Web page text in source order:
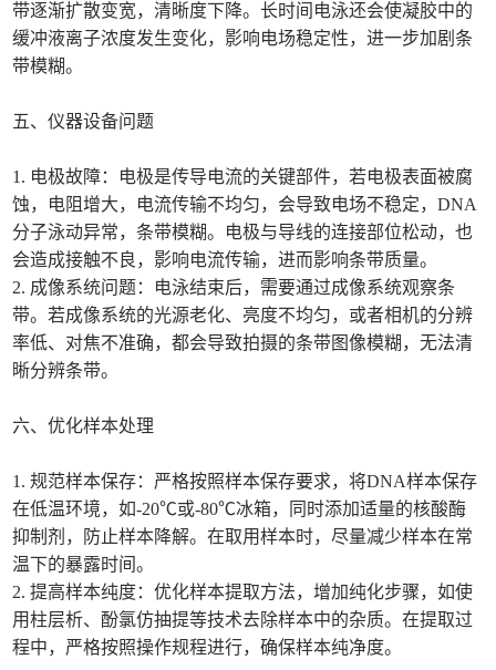
带逐渐扩散变宽，清晰度下降。长时间电泳还会使凝胶中的
缓冲液离子浓度发生变化，影响电场稳定性，进一步加剧条
带模糊。
五、仪器设备问题
1. 电极故障：电极是传导电流的关键部件，若电极表面被腐
蚀，电阻增大，电流传输不均匀，会导致电场不稳定，DNA
分子泳动异常，条带模糊。电极与导线的连接部位松动，也
会造成接触不良，影响电流传输，进而影响条带质量。
2. 成像系统问题：电泳结束后，需要通过成像系统观察条
带。若成像系统的光源老化、亮度不均匀，或者相机的分辨
率低、对焦不准确，都会导致拍摄的条带图像模糊，无法清
晰分辨条带。
六、优化样本处理
1. 规范样本保存：严格按照样本保存要求，将DNA样本保存
在低温环境，如-20℃或-80℃冰箱，同时添加适量的核酸酶
抑制剂，防止样本降解。在取用样本时，尽量减少样本在常
温下的暴露时间。
2. 提高样本纯度：优化样本提取方法，增加纯化步骤，如使
用柱层析、酚氯仿抽提等技术去除样本中的杂质。在提取过
程中，严格按照操作规程进行，确保样本纯净度。